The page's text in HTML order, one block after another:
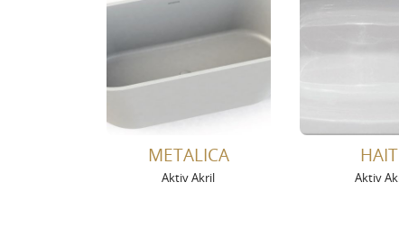
Aktiv
METALICA
Aktiv Akril